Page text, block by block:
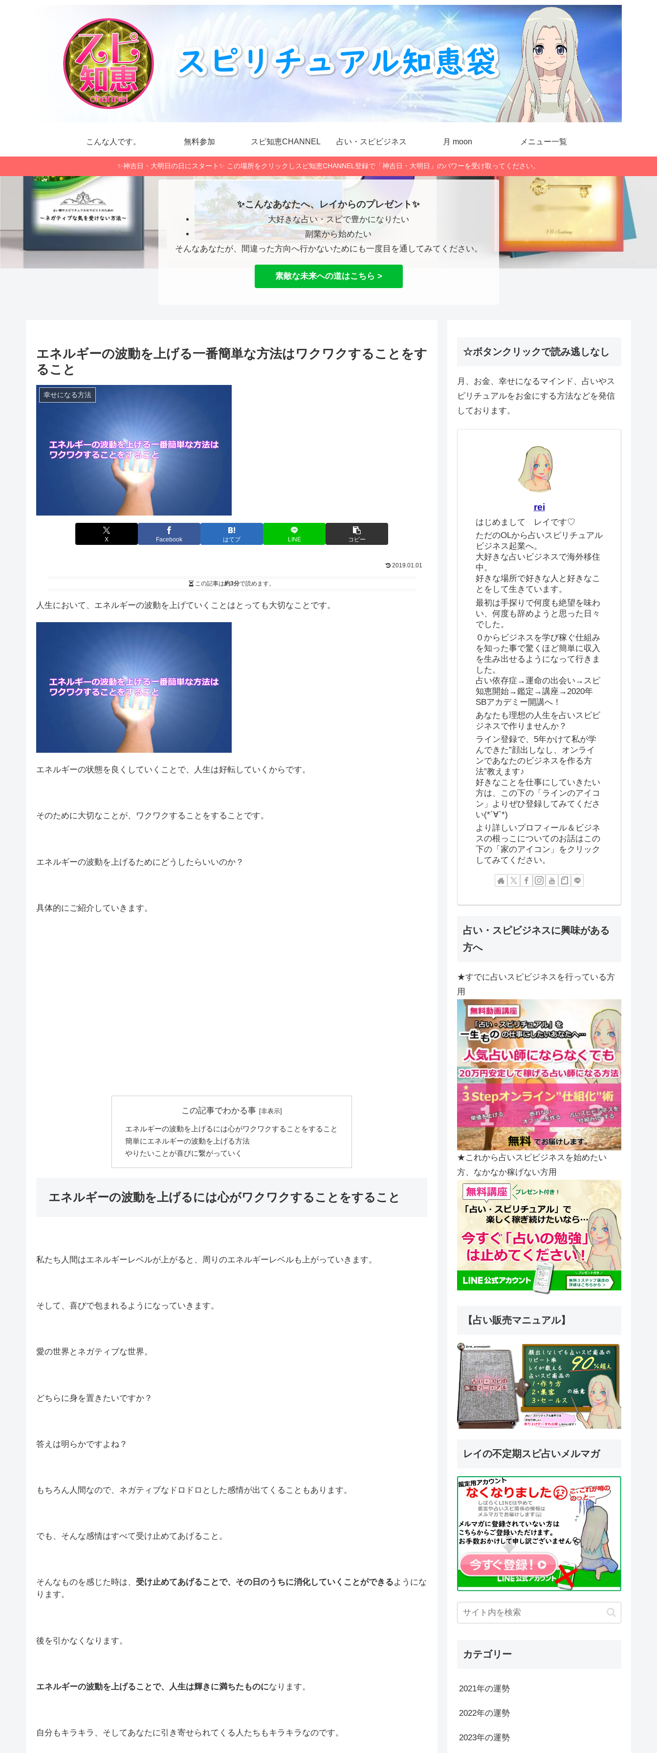
こんな人です。 無料参加 スピ知恵CHANNEL 占い・スピビジネス 月 moon メニュー一覧
✨神吉日・大明日の日にスタート✨ この場所をクリックしスピ知恵CHANNEL登録で「神吉日・大明日」のパワーを受け取ってください。
✨こんなあなたへ、レイからのプレゼント✨
大好きな占い・スピで豊かになりたい
副業から始めたい
そんなあなたが、間違った方向へ行かないためにも一度目を通してみてください。
素敵な未来への道はこちら >
エネルギーの波動を上げる一番簡単な方法はワクワクすることをす
ること
幸せになる方法
X Facebook はてブ LINE コピー
2019.01.01
この記事は約3分で読めます。
人生において、エネルギーの波動を上げていくことはとっても大切なことです。
エネルギーの状態を良くしていくことで、人生は好転していくからです。
そのために大切なことが、ワクワクすることをすることです。
エネルギーの波動を上げるためにどうしたらいいのか？
具体的にご紹介していきます。
この記事でわかる事
エネルギーの波動を上げるには心がワクワクすることをすること
簡単にエネルギーの波動を上げる方法
やりたいことが喜びに繋がっていく
エネルギーの波動を上げるには心がワクワクすることをすること
私たち人間はエネルギーレベルが上がると、周りのエネルギーレベルも上がっていきます。
そして、喜びで包まれるようになっていきます。
愛の世界とネガティブな世界。
どちらに身を置きたいですか？
答えは明らかですよね？
もちろん人間なので、ネガティブなドロドロとした感情が出てくることもあります。
でも、そんな感情はすべて受け止めてあげること。
そんなものを感じた時は、 受け止めてあげることで、その日のうちに消化していくことができるようにな
ります。
後を引かなくなります。
エネルギーの波動を上げることで、人生は輝きに満ちたものになります。
自分もキラキラ、そしてあなたに引き寄せられてくる人たちもキラキラなのです。
☆ボタンクリックで読み逃しなし
月、お金、幸せになるマインド、占いやス
ピリチュアルをお金にする方法などを発信
しております。
rei
はじめまして レイです♡
ただのOLから占いスピリチュアル
ビジネス起業へ。
大好きな占いビジネスで海外移住
中。
好きな場所で好きな人と好きなこ
とをして生きています。
最初は手探りで何度も絶望を味わ
い、何度も辞めようと思った日々
でした。
０からビジネスを学び稼ぐ仕組み
を知った事で驚くほど簡単に収入
を生み出せるようになって行きま
した。
占い依存症→運命の出会い→スピ
知恵開始→鑑定→講座→2020年
SBアカデミー開講へ！
あなたも理想の人生を占いスピビ
ジネスで作りませんか？
ライン登録で、5年かけて私が学
んできた”顔出しなし、オンライ
ンであなたのビジネスを作る方
法”教えます♪
好きなことを仕事にしていきたい
方は、この下の「ラインのアイコ
ン」よりぜひ登録してみてくださ
い(*´∀`*)
より詳しいプロフィール＆ビジネ
スの根っこについてのお話はこの
下の「家のアイコン」をクリック
してみてください。
占い・スピビジネスに興味がある
方へ
★すでに占いスピビジネスを行っている方
用
★これから占いスピビジネスを始めたい
方、なかなか稼げない方用
【占い販売マニュアル】
レイの不定期スピ占いメルマガ
カテゴリー
2021年の運勢
2022年の運勢
2023年の運勢